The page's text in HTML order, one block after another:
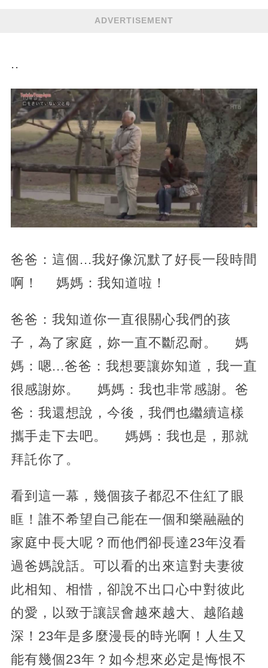
ADVERTISEMENT
..
爸爸：這個...我好像沉默了好長一段時間
啊！ 媽媽：我知道啦！
爸爸：我知道你一直很關心我們的孩
子，為了家庭，妳一直不斷忍耐。 媽
媽：嗯...爸爸：我想要讓妳知道，我一直
很感謝妳。 媽媽：我也非常感謝。爸
爸：我還想說，今後，我們也繼續這樣
攜手走下去吧。 媽媽：我也是，那就
拜託你了。
看到這一幕，幾個孩子都忍不住紅了眼
眶！誰不希望自己能在一個和樂融融的
家庭中長大呢？而他們卻長達23年沒看
過爸媽說話。可以看的出來這對夫妻彼
此相知、相惜，卻說不出口心中對彼此
的愛，以致于讓誤會越來越大、越陷越
深！23年是多麼漫長的時光啊！人生又
能有幾個23年？如今想來必定是悔恨不